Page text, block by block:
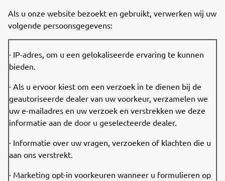
Als u onze website bezoekt en gebruikt, verwerken wij uw
volgende persoonsgegevens:
· IP-adres, om u een gelokaliseerde ervaring te kunnen
bieden.
· Als u ervoor kiest om een verzoek in te dienen bij de
geautoriseerde dealer van uw voorkeur, verzamelen we
uw e-mailadres en uw verzoek en verstrekken we deze
informatie aan de door u geselecteerde dealer.
· Informatie over uw vragen, verzoeken of klachten die u
aan ons verstrekt.
· Marketing opt-in voorkeuren wanneer u formulieren op